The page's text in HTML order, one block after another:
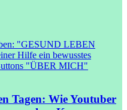
Tagen: Wie Youtuber